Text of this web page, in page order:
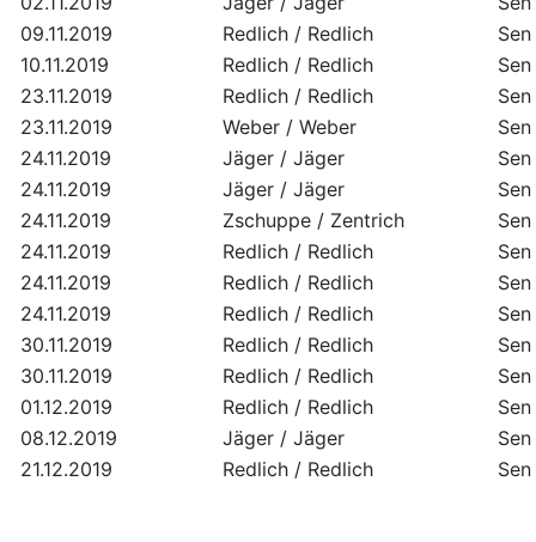
09.11.2019
Redlich / Redlich
10.11.2019
Redlich / Redlich
23.11.2019
Redlich / Redlich
23.11.2019
Weber / Weber
24.11.2019
Jäger / Jäger
24.11.2019
Jäger / Jäger
24.11.2019
Zschuppe / Zentrich
24.11.2019
Redlich / Redlich
24.11.2019
Redlich / Redlich
24.11.2019
Redlich / Redlich
30.11.2019
Redlich / Redlich
30.11.2019
Redlich / Redlich
01.12.2019
Redlich / Redlich
08.12.2019
Jäger / Jäger
21.12.2019
Redlich / Redlich